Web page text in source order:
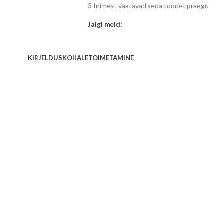
3 Inimest vaatavad seda toodet praegu
Jälgi meid:
KIRJELDUSKOHALETOIMETAMINE